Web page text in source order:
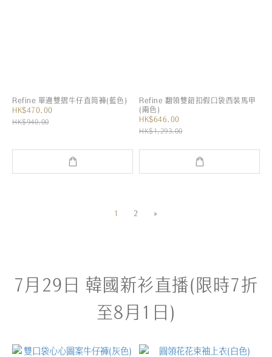
Refine 單邊雙摺牛仔直筒褲(藍色)
HK$470.00
HK$940.00
Refine 翻領雙鈕扣假口袋西裝馬甲
(兩色)
HK$646.00
HK$1,293.00
1 2 »
7月29日 韓國新衫直播(限時7折
至8月1日)